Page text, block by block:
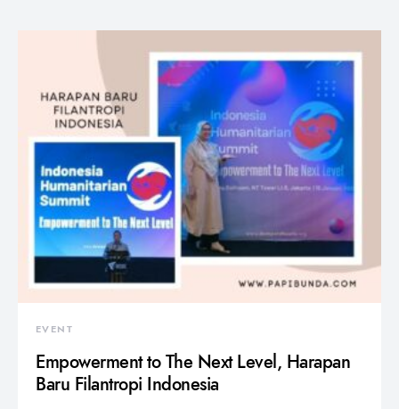
EVENT
Empowerment to The Next Level, Harapan
Baru Filantropi Indonesia